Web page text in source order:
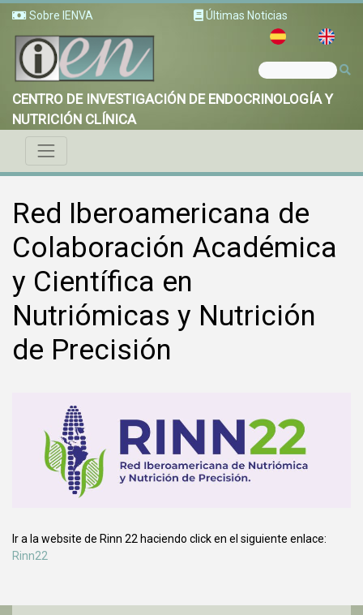
Sobre IENVA Últimas Noticias
CENTRO DE INVESTIGACIÓN DE ENDOCRINOLOGÍA Y
NUTRICIÓN CLÍNICA
Red Iberoamericana de
Colaboración Académica
y Científica en
Nutriómicas y Nutrición
de Precisión
Ir a la website de Rinn 22 haciendo click en el siguiente enlace:
Rinn22